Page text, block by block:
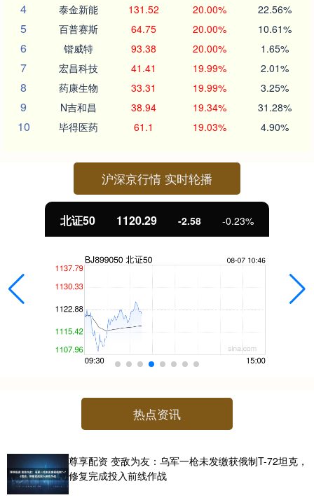
4 泰金新能 131.52 20.00% 22.56%
5 百普赛斯 64.75 20.00% 10.61%
6 锴威特 93.38 20.00% 1.65%
7 宏昌科技 41.41 19.99% 2.01%
8 药康生物 33.31 19.99% 3.25%
9 N吉和昌 38.94 19.34% 31.28%
10 毕得医药 61.1 19.03% 4.90%
沪深京行情 实时轮播
北证50 1120.29 -2.58 -0.23%
热点资讯
尊享配资 变敌为友：乌军一枪未发缴获俄制T-72坦克，
修复完成投入前线作战